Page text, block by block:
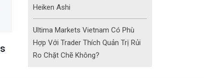
Backtest Forex Simulator
Heiken Ashi
Ultima Markets Vietnam Có Phù
Hợp Với Trader Thích Quản Trị Rủi
Ro Chặt Chẽ Không?